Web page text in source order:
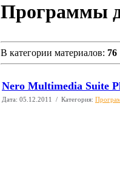
Программы
В категории материалов: 76
Nero Multimedia Suite
Дата: 05.12.2011 / Категория: